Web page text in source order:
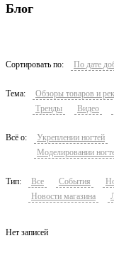
Блог
Сортировать по: По дате
Тема: Обзоры товаров и
Тренды
Видео
Всё о: Укреплении ногтей
Моделировании
Тип: Все События
Новости магазина
Нет записей